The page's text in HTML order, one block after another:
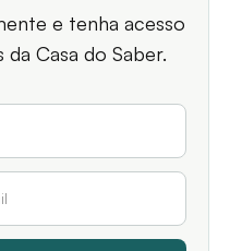
e tenha acesso
da Casa do Saber.